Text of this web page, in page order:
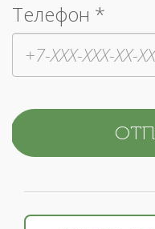
Телефон *